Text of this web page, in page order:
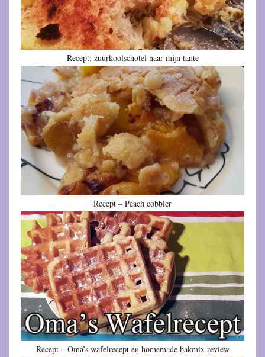
Recept: zuurkoolschotel naar mijn tante
Recept – Peach cobbler
Recept – Oma’s wafelrecept en homemade bakmix review